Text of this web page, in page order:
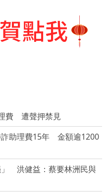
費 遭聲押禁見
詐助理費15年 金額逾1200
」 洪健益：蔡要林洲民與